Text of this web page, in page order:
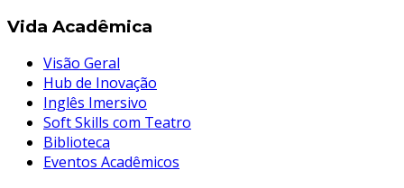
Vida Acadêmica
Visão Geral
Hub de Inovação
Inglês Imersivo
Soft Skills com Teatro
Biblioteca
Eventos Acadêmicos